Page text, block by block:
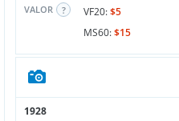
VALOR VF20:$5
MS60:$15
1928